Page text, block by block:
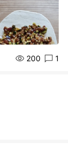
200 1